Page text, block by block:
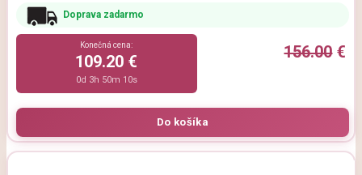
Doprava zadarmo
156.00€
Konečná cena:
109.20 €
0d 3h 50m 9s